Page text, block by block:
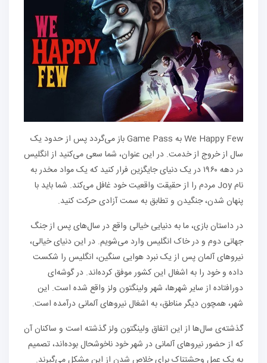
We Happy Few به Game Pass باز می‌گردد پس از حدود یک
سال از خروج از خدمت. در این عنوان، شما سعی می‌کنید از انگلیس
در دهه ۱۹۶۰ در یک دنیای جایگزین فرار کنید که یک مواد مخدر به
نام Joy مردم را از حقیقت واقعیت خود غافل می‌کند. شما باید با
پنهان شدن، جنگیدن و تطابق به سمت آزادی حرکت کنید.
در داستان بازی، ما به دنیایی خیالی واقع در سال‌های پس از جنگ
جهانی دوم و در خاک انگلیس وارد می‌شویم. در این دنیای خیالی،
نیروهای آلمان پس از یک نبرد هوایی سنگین، انگلیس را شکست
داده و خود را به اشغال این کشور موفق کرده‌اند. در گوشه‌ای
دورافتاده از سایر شهرها، شهر ولینگتون ولز واقع شده است. این
شهر، همچون دیگر مناطق، به اشغال نیروهای آلمانی درآمده است.
گذشته‌ی سال‌ها از این اتفاق ولینگتون ولز گذشته است و ساکنان آن
که از حضور نیروهای آلمانی در شهر خود ناخوشحال بوده‌اند، تصمیم
به یک عمل وحشتناک برای خلاص شدن از این مشکل می‌گیرند.